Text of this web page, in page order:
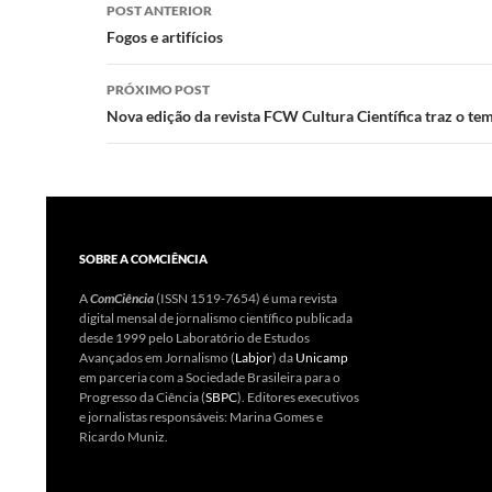
o
n
o
o p
p
de
posts
POST ANTERIOR
Fogos e artifícios
PRÓXIMO POST
Nova edição da revista FCW Cultura Científica traz o
SOBRE A COMCIÊNCIA
AComCiência(ISSN 1519-7654) é uma revista
digital mensal de jornalismo científico publicada
desde 1999 pelo Laboratório de Estudos
Avançados em Jornalismo (Labjor) da Unicamp
em parceria com a Sociedade Brasileira para o
Progresso da Ciência (SBPC). Editores executivos
e jornalistas responsáveis: Marina Gomes e
Ricardo Muniz.